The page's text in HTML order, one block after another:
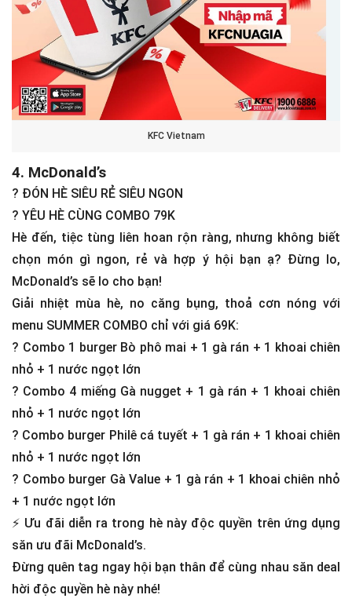
KFC Vietnam
4. McDonald’s
? ĐÓN HÈ SIÊU RẺ SIÊU NGON
? YÊU HÈ CÙNG COMBO 79K
Hè đến, tiệc tùng liên hoan rộn ràng, nhưng không biết
chọn món gì ngon, rẻ và hợp ý hội bạn ạ? Đừng lo,
McDonald’s sẽ lo cho bạn!
Giải nhiệt mùa hè, no căng bụng, thoả cơn nóng với
menu SUMMER COMBO chỉ với giá 69K:
? Combo 1 burger Bò phô mai + 1 gà rán + 1 khoai chiên
nhỏ + 1 nước ngọt lớn
? Combo 4 miếng Gà nugget + 1 gà rán + 1 khoai chiên
nhỏ + 1 nước ngọt lớn
? Combo burger Philê cá tuyết + 1 gà rán + 1 khoai chiên
nhỏ + 1 nước ngọt lớn
? Combo burger Gà Value + 1 gà rán + 1 khoai chiên nhỏ
+ 1 nước ngọt lớn
⚡️ Ưu đãi diễn ra trong hè này độc quyền trên ứng dụng
săn ưu đãi McDonald’s.
Đừng quên tag ngay hội bạn thân để cùng nhau săn deal
hời độc quyền hè này nhé!